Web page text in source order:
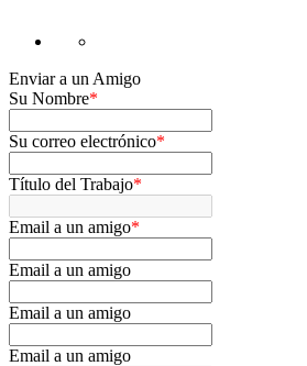
Enviar a un Amigo
Su Nombre*
Su correo electrónico*
Título del Trabajo*
Email a un amigo*
Email a un amigo
Email a un amigo
Email a un amigo